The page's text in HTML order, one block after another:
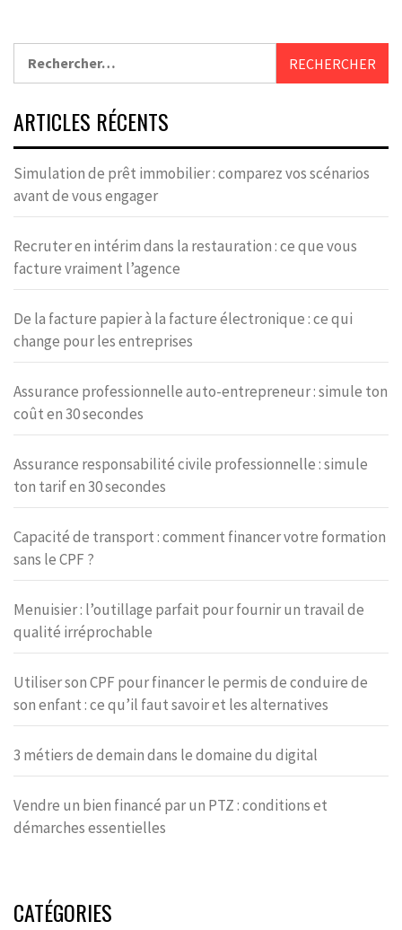
ARTICLES RÉCENTS
Simulation de prêt immobilier : comparez vos scénarios
avant de vous engager
Recruter en intérim dans la restauration : ce que vous
facture vraiment l’agence
De la facture papier à la facture électronique : ce qui
change pour les entreprises
Assurance professionnelle auto-entrepreneur : simule ton
coût en 30 secondes
Assurance responsabilité civile professionnelle : simule
ton tarif en 30 secondes
Capacité de transport : comment financer votre formation
sans le CPF ?
Menuisier : l’outillage parfait pour fournir un travail de
qualité irréprochable
Utiliser son CPF pour financer le permis de conduire de
son enfant : ce qu’il faut savoir et les alternatives
3 métiers de demain dans le domaine du digital
Vendre un bien financé par un PTZ : conditions et
démarches essentielles
CATÉGORIES